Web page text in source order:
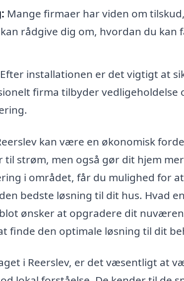
Mange firmaer har viden om
rådgive dig om, hvordan du kan
Efter installationen er det vigtigt at
firma tilbyder vedligeholdelse
kan være en økonomisk
strøm, men også gør dit hjem
i området, får du mulighed for
bedste løsning til dit hus. Hvad
ønsker at opgradere dit
finde den optimale løsning til dit
i Reerslev, er det væsentligt at